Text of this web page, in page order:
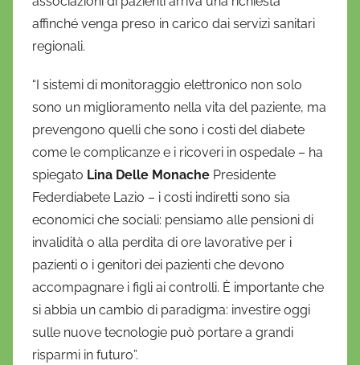
affinché venga preso in carico dai servizi sanitari
regionali.
“I sistemi di monitoraggio elettronico non solo
sono un miglioramento nella vita del paziente, ma
prevengono quelli che sono i costi del diabete
come le complicanze e i ricoveri in ospedale – ha
spiegato Lina Delle Monache Presidente
Federdiabete Lazio – i costi indiretti sono sia
economici che sociali: pensiamo alle pensioni di
invalidità o alla perdita di ore lavorative per i
pazienti o i genitori dei pazienti che devono
accompagnare i figli ai controlli. È importante che
si abbia un cambio di paradigma: investire oggi
sulle nuove tecnologie può portare a grandi
risparmi in futuro”.